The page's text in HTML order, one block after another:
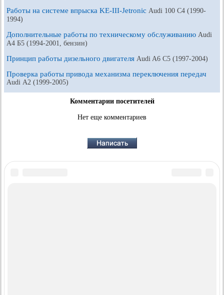
Работы на системе впрыска KE-III-Jetronic Audi 100 С4 (1990-
1994)
Дополнительные работы по техническому обслуживанию Audi
A4 Б5 (1994-2001, бензин)
Принцип работы дизельного двигателя Audi A6 С5 (1997-2004)
Проверка работы привода механизма переключения передач
Audi А2 (1999-2005)
Комментарии посетителей
Нет еще комментариев